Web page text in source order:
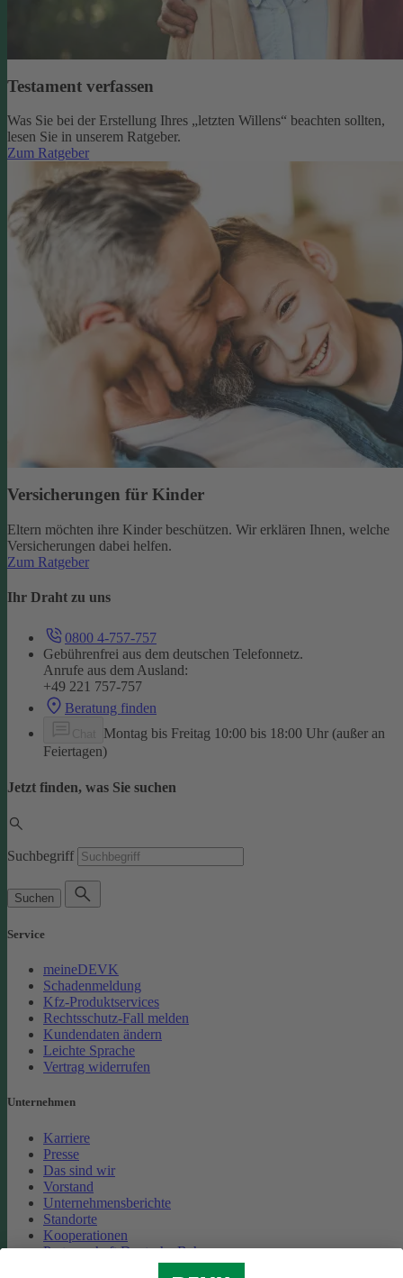
Testament verfassen
Was Sie bei der Erstellung Ihres „letzten Willens“ beachten sollten,
lesen Sie in unserem Ratgeber.
Zum Ratgeber
Versicherungen für Kinder
Eltern möchten ihre Kinder beschützen. Wir erklären Ihnen, welche
Versicherungen dabei helfen.
Zum Ratgeber
Ihr Draht zu uns
0800 4-757-757
Gebührenfrei aus dem deutschen Telefonnetz.
Anrufe aus dem Ausland:
+49 221 757-757
Beratung finden
Montag bis Freitag 10:00 bis 18:00 Uhr (außer an
Feiertagen)
Jetzt finden, was Sie suchen
Suchbegriff
Suchen
Service
meineDEVK
Schadenmeldung
Kfz-Produktservices
Rechtsschutz-Fall melden
Kundendaten ändern
Leichte Sprache
Vertrag widerrufen
Unternehmen
Karriere
Presse
Das sind wir
Vorstand
Unternehmensberichte
Standorte
Kooperationen
Partnerschaft Deutsche Bahn